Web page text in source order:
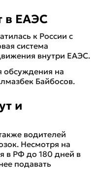
в ЕАЭС
к России с
система
внутри ЕАЭС.
обсуждения на
Байбосов.
и
водителей
Несмотря на
в РФ до 180 дней в
подавать